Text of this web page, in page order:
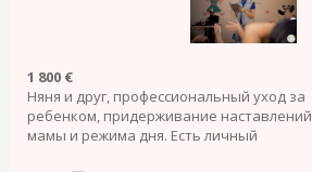
1 800 €
Няня и друг, профессиональный уход за
ребенком, придерживание наставлений
мамы и режима дня. Есть личный